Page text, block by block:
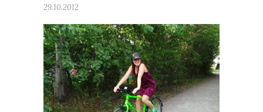
29.10.2012